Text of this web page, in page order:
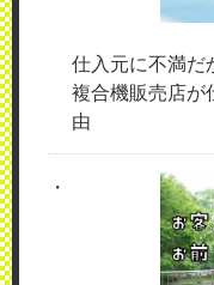
仕入元に不満だ
複合機販売店が
由